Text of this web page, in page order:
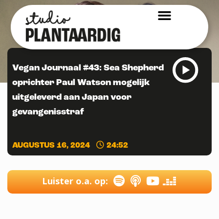
Vegan Journaal #43: Sea Shepherd
oprichter Paul Watson mogelijk
uitgeleverd aan Japan voor
gevangenisstraf
AUGUSTUS 16, 2024 24:52
Luister o.a. op: